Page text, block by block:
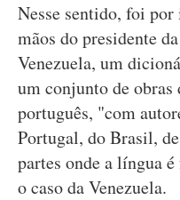
Nesse sentido, foi por
mãos do presidente
Venezuela, um
um conjunto de obras
português, "com
Portugal, do Brasil,
partes onde a língua
o caso da Venezuela.